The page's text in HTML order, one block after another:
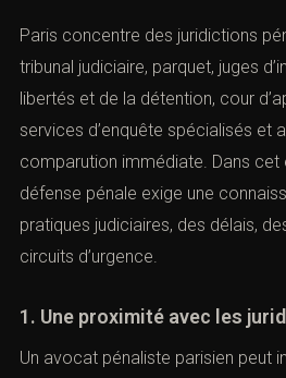
Paris concentre des juridictions
tribunal judiciaire, parquet, juges
libertés et de la détention, cour
services d’enquête spécialisés et
comparution immédiate. Dans cet
défense pénale exige une
pratiques judiciaires, des délais,
circuits d’urgence.
1. Une proximité avec les
Un avocat pénaliste parisien peut